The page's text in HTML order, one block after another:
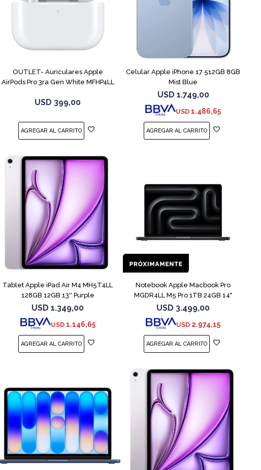
OUTLET- Auriculares Apple
AirPods Pro 3ra Gen White MFHP4LL
USD 399,00
Celular Apple iPhone 17 512GB 8GB
Mist Blue
USD 1.749,00
USD 1.486,65
COMPARAR
Tablet Apple iPad Air M4 MH5T4LL
128GB 12GB 13'' Purple
USD 1.349,00
USD 1.146,65
Notebook Apple Macbook Pro
MGDR4LL M5 Pro 1TB 24GB 14"
Black
USD 3.499,00
USD 2.974,15